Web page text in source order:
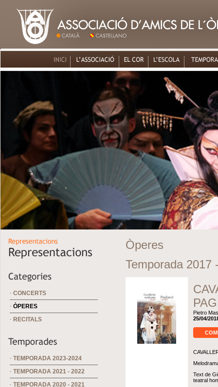
· CONCERTS
· ÒPERES
· RECITALS
· TEMPORADA 2023-2024
· TEMPORADA 2021 - 2022
· TEMPORADA 2020 - 2021
Òperes
Temporada 2017
Pietro
25/04/
Text de
teatral